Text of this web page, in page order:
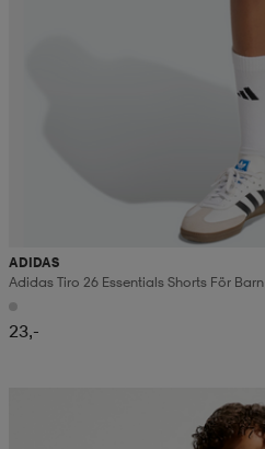
ADIDAS
Adidas Tiro 26 Essentials Shorts För Barn
23,-